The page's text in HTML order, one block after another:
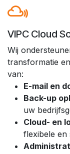
VIPC Cloud
Wij
transformatie
van:
E-mail en
Back-up
uw
Cloud- en
flexibele